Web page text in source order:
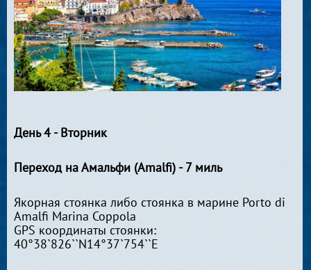
День 4 - Вторник
Переход на Амальфи (Amalfi) - 7 миль
Якорная стоянка либо стоянка в марине Porto di
Amalfi Marina Coppola
GPS координаты стоянки:
40°38`826``N14°37`754``E